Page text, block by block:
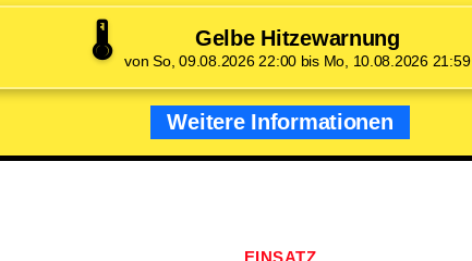
🌡️ Gelbe Hitzewarnung
von So, 09.08.2026 22:00 bis Mo, 10.08.2026 21:59
Weitere Informationen
Kategorien
EINSATZ